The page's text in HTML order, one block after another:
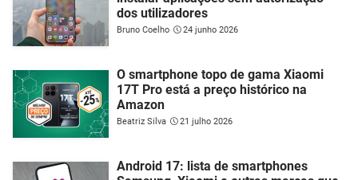
dos utilizadores
Bruno Coelho 24 junho 2026
O smartphone topo de gama Xiaomi
17T Pro está a preço histórico na
Amazon
Beatriz Silva 21 julho 2026
Android 17: lista de smartphones